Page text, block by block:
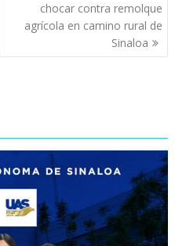
chocar contra remolque
agrícola en camino rural de
Sinaloa